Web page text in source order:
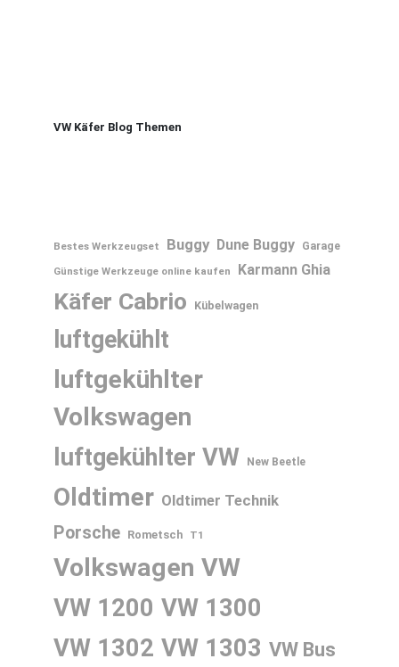
VW Käfer Blog Themen
Bestes Werkzeugset Buggy Dune Buggy
Garage
Günstige Werkzeuge online kaufen
Karmann Ghia
Käfer Cabrio Kübelwagen
luftgekühlt
luftgekühlter
Volkswagen
luftgekühlter VW New Beetle
Oldtimer Oldtimer Technik
Porsche Rometsch T1
Volkswagen VW
VW 1200 VW 1300
VW 1302 VW 1303 VW Bus